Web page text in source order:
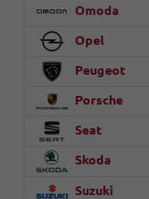
Omoda
Opel
Peugeot
Porsche
Seat
Skoda
Suzuki